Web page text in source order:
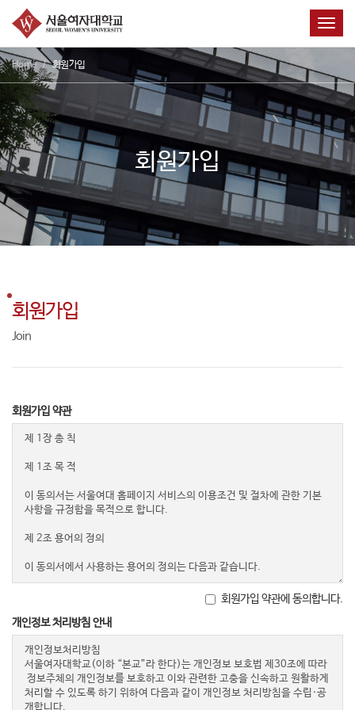
Home 회원가입
회원가입
회원가입
Join
회원가입 약관
회원가입 약관에 동의합니다.
개인정보 처리방침 안내